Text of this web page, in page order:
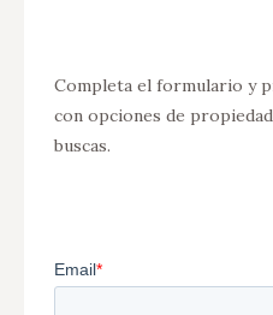
Completa el formulario y
con opciones de
buscas.